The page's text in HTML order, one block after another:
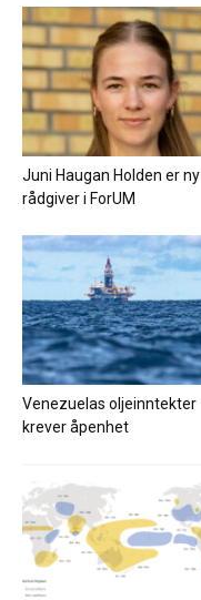
Juni Haugan Holden er ny
rådgiver i ForUM
Venezuelas oljeinntekter
krever åpenhet